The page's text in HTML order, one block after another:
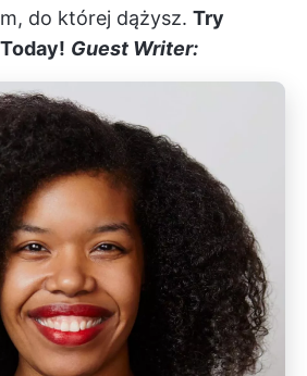
do której dążysz. Try
Guest Writer: